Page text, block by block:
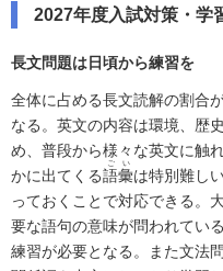
2027年度入試対策・学
長文問題は日頃から練習を
全体に占める長文読解の割合
なる。英文の内容は環境、歴
め、普段から様々な英文に触
かに出てくる語彙
ごい
は特別難し
っておくことで対応できる。
要な語句の意味が問われてい
練習が必要となる。また文法